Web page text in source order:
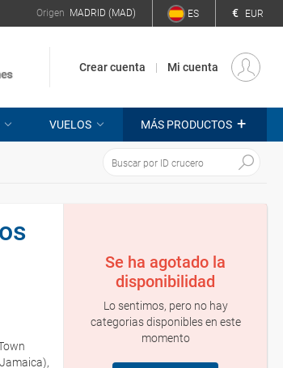
Origen MADRID (MAD) ES € EUR
Crear cuenta Mi cuenta
VUELOS MÁS PRODUCTOS +
Se ha agotado la
disponibilidad
Lo sentimos, pero no hay
categorias disponibles en este
momento